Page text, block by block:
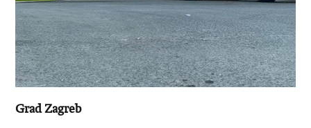
Grad Zagreb